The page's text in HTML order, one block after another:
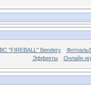
BC "FIREBALL" Bendery
Эффекты
Онлайн